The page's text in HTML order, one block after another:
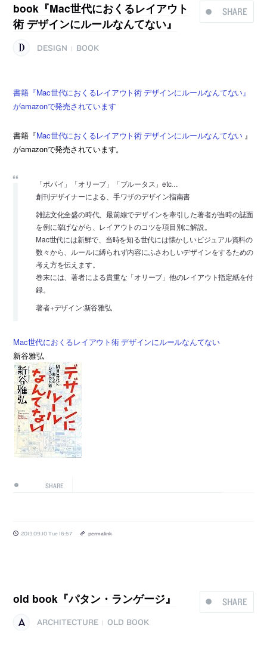
SHARE
book『Mac世代におくるレイアウト
術 デザインにルールなんてない』
DESIGN BOOK
書籍『Mac世代におくるレイアウト術 デザインにルールなんてない』
がamazonで発売されています
書籍『Mac世代におくるレイアウト術 デザインにルールなんてない 』
がamazonで発売されています。
「ポパイ」「オリーブ」「ブルータス」etc…
創刊デザイナーによる、手ワザのデザイン指南書
雑誌文化全盛の時代、最前線でデザインを牽引した著者が当時の誌面
を例に挙げながら、レイアウトのコツを項目別に解説。
Mac世代には新鮮で、当時を知る世代には懐かしいビジュアル資料の
数々から、ルールに縛られず内容にふさわしいデザインをするための
考え方を伝えます。
巻末には、著者による貴重な「オリーブ」他のレイアウト指定紙を付
録。
著者+デザイン:新谷雅弘
Mac世代におくるレイアウト術 デザインにルールなんてない
新谷雅弘
SHARE
2013.09.10 Tue 16:57 permalink
SHARE
old book『パタン・ランゲージ』
ARCHITECTURE OLD BOOK